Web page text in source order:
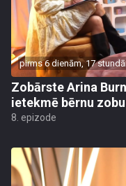
pirms 6 dienām, 17
Zobārste Arina
ietekmē bērnu
8. epizode